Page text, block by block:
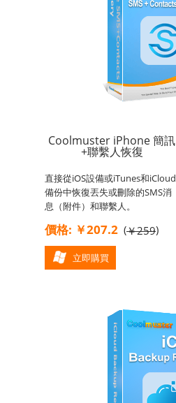
Coolmuster iPhone 簡訊
+聯繫人恢復
直接從iOS設備或iTunes和iCloud
備份中恢復丟失或刪除的SMS消
息（附件）和聯繫人。
價格: ￥207.2 (￥259)
立即購買